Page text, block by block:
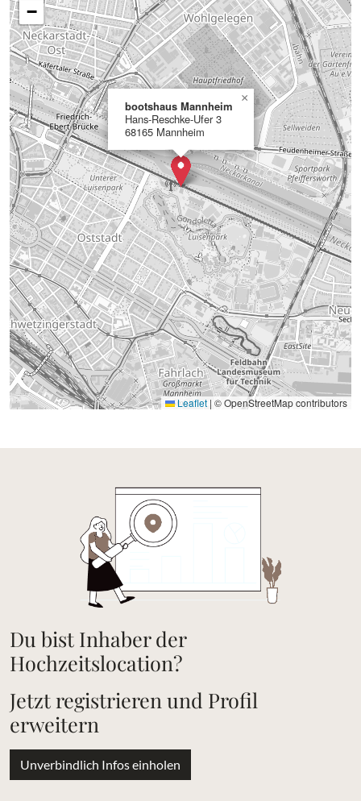
bootshaus Mannheim
Hans-Reschke-Ufer 3
68165 Mannheim
×
−
Leaflet | © OpenStreetMap contributors
Du bist Inhaber der
Hochzeitslocation?
Jetzt registrieren und Profil
erweitern
Unverbindlich Infos einholen